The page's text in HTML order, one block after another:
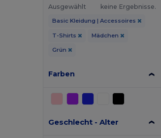
Ausgewählt
keine Ergebnisse.
Basic Kleidung | Accessoires
T-Shirts Mädchen
Grün
Farben
Geschlecht - Alter